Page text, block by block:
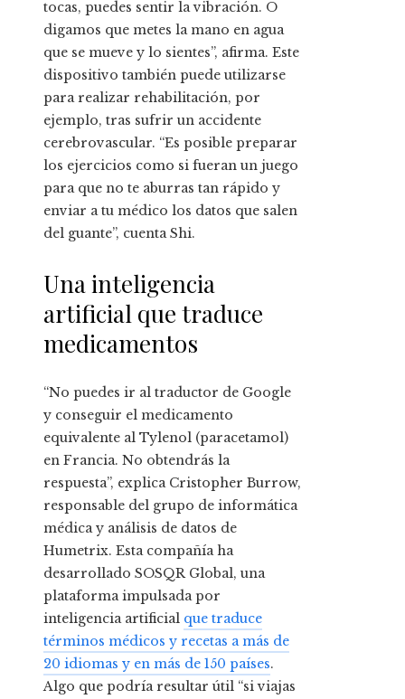
tocas, puedes sentir la vibración. O
digamos que metes la mano en agua
que se mueve y lo sientes”, afirma. Este
dispositivo también puede utilizarse
para realizar rehabilitación, por
ejemplo, tras sufrir un accidente
cerebrovascular. “Es posible preparar
los ejercicios como si fueran un juego
para que no te aburras tan rápido y
enviar a tu médico los datos que salen
del guante”, cuenta Shi.
Una inteligencia
artificial que traduce
medicamentos
“No puedes ir al traductor de Google
y conseguir el medicamento
equivalente al Tylenol (paracetamol)
en Francia. No obtendrás la
respuesta”, explica Cristopher Burrow,
responsable del grupo de informática
médica y análisis de datos de
Humetrix. Esta compañía ha
desarrollado SOSQR Global, una
plataforma impulsada por
inteligencia artificial que traduce
términos médicos y recetas a más de
20 idiomas y en más de 150 países.
Algo que podría resultar útil “si viajas